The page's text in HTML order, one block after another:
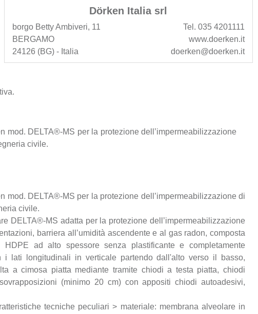
Dörken Italia srl
borgo Betty Ambiveri, 11
BERGAMO
24126 (BG) - Italia
Tel. 035 4201111
www.doerken.it
doerken@doerken.it
mod. DELTA®-MS per la protezione dell’impermeabilizzazione
civile.
mod. DELTA®-MS per la protezione dell’impermeabilizzazione di
civile.
DELTA®-MS adatta per la protezione dell’impermeabilizzazione
barriera all’umidità ascendente e al gas radon, composta
ad alto spessore senza plastificante e completamente
i lati longitudinali in verticale partendo dall'alto verso il basso,
a cimosa piatta mediante tramite chiodi a testa piatta, chiodi
(minimo 20 cm) con appositi chiodi autoadesivi,
tecniche peculiari > materiale: membrana alveolare in